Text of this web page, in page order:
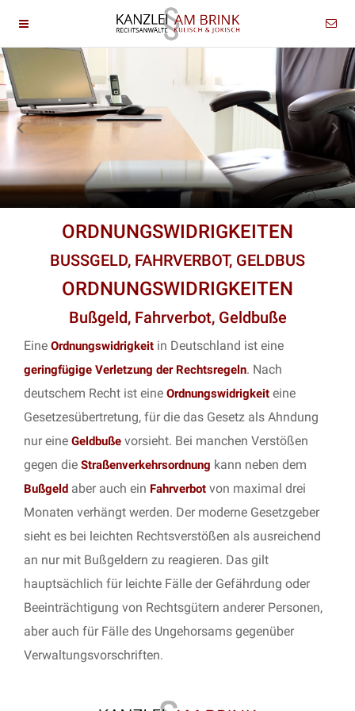
ORDNUNGSWIDRIGKEITEN
BUSSGELD, FAHRVERBOT, GELDBUS
ORDNUNGSWIDRIGKEITEN
Bußgeld, Fahrverbot, Geldbuße
Eine Ordnungswidrigkeit in Deutschland ist eine
geringfügige Verletzung der Rechtsregeln. Nach
deutschem Recht ist eine Ordnungswidrigkeit eine
Gesetzesübertretung, für die das Gesetz als Ahndung
nur eine Geldbuße vorsieht. Bei manchen Verstößen
gegen die Straßenverkehrsordnung kann neben dem
Bußgeld aber auch ein Fahrverbot von maximal drei
Monaten verhängt werden. Der moderne Gesetzgeber
sieht es bei leichten Rechtsverstößen als ausreichend
an nur mit Bußgeldern zu reagieren. Das gilt
hauptsächlich für leichte Fälle der Gefährdung oder
Beeinträchtigung von Rechtsgütern anderer Personen,
aber auch für Fälle des Ungehorsams gegenüber
Verwaltungsvorschriften.